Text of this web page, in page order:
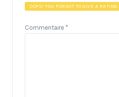
OOPS! YOU FORGOT TO GIVE A RATING.
Commentaire *